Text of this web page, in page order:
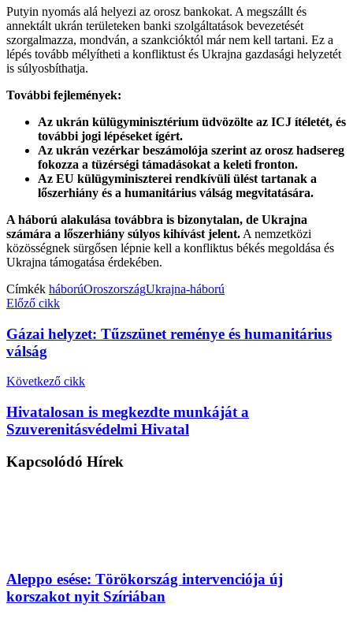
Putyin nyomás alá helyezi az orosz bankokat. A megszállt és
annektált ukrán területeken banki szolgáltatások bevezetését
szorgalmazza, mondván, a szankcióktól már nem kell tartani. Ez a
lépés tovább mélyítheti a konfliktust és Ukrajna gazdasági helyzetét
is súlyosbíthatja.
További fejlemények:
Az ukrán külügyminisztérium üdvözölte az ICJ ítéletét, és
további jogi lépéseket ígért.
Az ukrán vezérkar beszámolója szerint az orosz hadsereg
fokozza a tüzérségi támadásokat a keleti fronton.
Az EU külügyminiszterei rendkívüli ülést tartanak a
lőszerhiány és a humanitárius válság megvitatására.
A háború alakulása továbbra is bizonytalan, de Ukrajna
számára a lőszerhiány súlyos kihívást jelent. A nemzetközi
közösségnek sürgősen lépnie kell a konfliktus békés megoldása és
Ukrajna támogatása érdekében.
Címkék háborúOroszországUkrajna-háború
Előző cikk
Gázai helyzet: Tűzszünet reménye és humanitárius
válság
Következő cikk
Hivatalosan is megkezdte munkáját a
Szuverenitásvédelmi Hivatal
Kapcsolódó Hírek
Aleppo esése: Törökország intervenciója új
korszakot nyit Szíriában